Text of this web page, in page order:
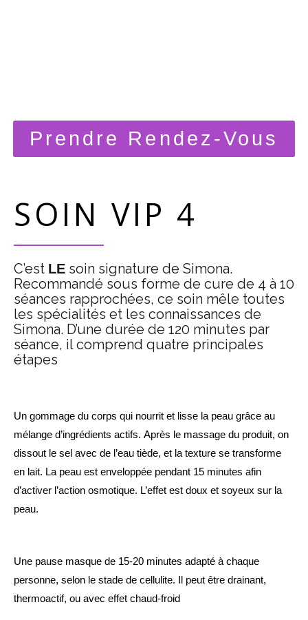
Prendre Rendez-Vous
SOIN VIP 4
C’est LE soin signature de Simona.
Recommandé sous forme de cure de 4 à 10
séances rapprochées, ce soin mêle toutes
les spécialités et les connaissances de
Simona. D’une durée de 120 minutes par
séance, il comprend quatre principales
étapes
Un gommage du corps qui nourrit et lisse la peau grâce au
mélange d’ingrédients actifs. Après le massage du produit, on
dissout le sel avec de l’eau tiède, et la texture se transforme
en lait. La peau est enveloppée pendant 15 minutes afin
d’activer l’action osmotique. L’effet est doux et soyeux sur la
peau.
Une pause masque de 15-20 minutes adapté à chaque
personne, selon le stade de cellulite. Il peut être drainant,
thermoactif, ou avec effet chaud-froid